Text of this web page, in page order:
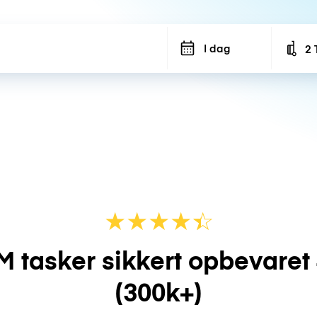
I dag 2
★★★★☆
★
tasker sikkert opbevaret
(300k+)